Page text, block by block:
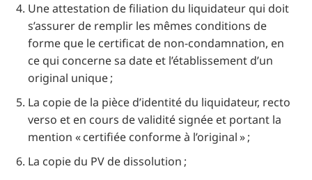
Une attestation de filiation du liquidateur qui doit
s’assurer de remplir les mêmes conditions de
forme que le certificat de non-condamnation, en
ce qui concerne sa date et l’établissement d’un
original unique ;
La copie de la pièce d’identité du liquidateur, recto
verso et en cours de validité signée et portant la
mention « certifiée conforme à l’original » ;
La copie du PV de dissolution ;